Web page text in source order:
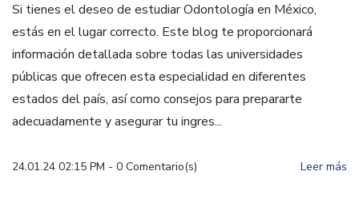
Si tienes el deseo de estudiar Odontología en México,
estás en el lugar correcto. Este blog te proporcionará
información detallada sobre todas las universidades
públicas que ofrecen esta especialidad en diferentes
estados del país, así como consejos para prepararte
adecuadamente y asegurar tu ingres...
24.01.24 02:15 PM - 0 Comentario(s) Leer más